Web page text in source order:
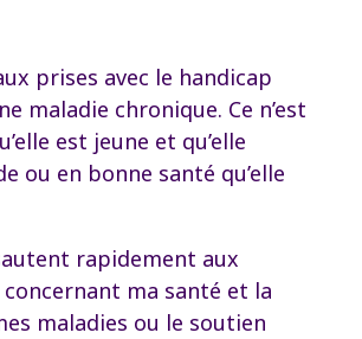
prises avec le handicap
maladie chronique. Ce n’est
est jeune et qu’elle
ou en bonne santé qu’elle
rapidement aux
ma santé et la
maladies ou le soutien